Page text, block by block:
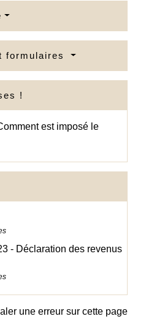
formulaires
!
est imposé le
- Déclaration des revenus
une erreur sur cette page